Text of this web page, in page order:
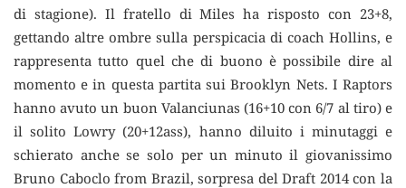
di stagione). Il fratello di Miles ha risposto con 23+8,
gettando altre ombre sulla perspicacia di coach Hollins, e
rappresenta tutto quel che di buono è possibile dire al
momento e in questa partita sui Brooklyn Nets. I Raptors
hanno avuto un buon Valanciunas (16+10 con 6/7 al tiro) e
il solito Lowry (20+12ass), hanno diluito i minutaggi e
schierato anche se solo per un minuto il giovanissimo
Bruno Caboclo from Brazil, sorpresa del Draft 2014 con la